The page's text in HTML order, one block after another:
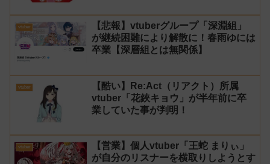
はオススメしないと投稿し叩かれる
vtuber
【悲報】vtuberグループ「深淵組」
が継続困難により解散に！春雨ゆには
卒業【深層組とは無関係】
vtuber
【酷い】Re:Act（リアクト）所属
vtuber「花鋏キョウ」が半年前に卒
業していた事が判明！
vtuber
【営業】個人vtuber「王蛇 まりぃ」
が自分のリスナーを横取りしようとす